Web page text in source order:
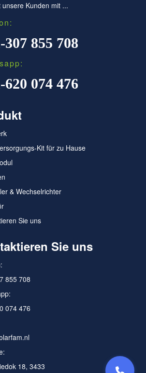
unsere Kunden mit ...
307 855 708
620 074 476
Kit für zu Hause
& Wechselrichter
Sie uns
Sie uns
855 708
074 476
18, 3433